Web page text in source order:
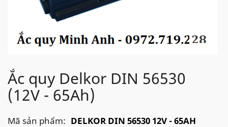
Ắc quy Delkor DIN 56530
(12V - 65Ah)
Mã sản phẩm: DELKOR DIN 56530 12V - 65AH